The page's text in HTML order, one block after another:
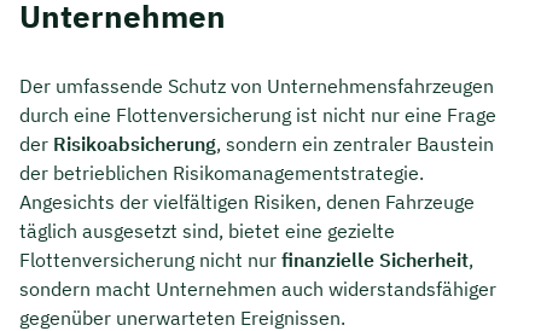
Unternehmen
Der umfassende Schutz von Unternehmensfahrzeugen
durch eine Flottenversicherung ist nicht nur eine Frage
der Risikoabsicherung, sondern ein zentraler Baustein
der betrieblichen Risikomanagementstrategie.
Angesichts der vielfältigen Risiken, denen Fahrzeuge
täglich ausgesetzt sind, bietet eine gezielte
Flottenversicherung nicht nur finanzielle Sicherheit,
sondern macht Unternehmen auch widerstandsfähiger
gegenüber unerwarteten Ereignissen.